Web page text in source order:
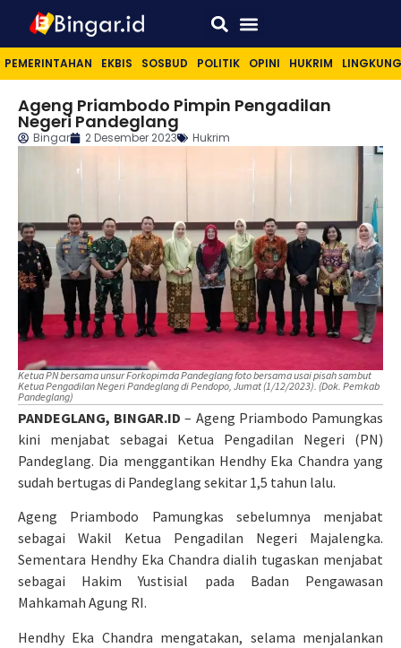
PEMERINTAHAN EKBIS SOSBUD POLITIK OPINI HUKRIM
Ageng Priambodo Pimpin Pengadilan
Negeri Pandeglang
Bingar 2 Desember 2023 Hukrim
Ketua PN bersama unsur Forkopimda Pandeglang foto bersama usai pisah sambut
Ketua Pengadilan Negeri Pandeglang di Pendopo, Jumat (1/12/2023). (Dok. Pemkab
Pandeglang)
PANDEGLANG, BINGAR.ID – Ageng Priambodo Pamungkas
kini menjabat sebagai Ketua Pengadilan Negeri (PN)
Pandeglang. Dia menggantikan Hendhy Eka Chandra yang
sudah bertugas di Pandeglang sekitar 1,5 tahun lalu.
Ageng Priambodo Pamungkas sebelumnya menjabat
sebagai Wakil Ketua Pengadilan Negeri Majalengka.
Sementara Hendhy Eka Chandra dialih tugaskan menjabat
sebagai Hakim Yustisial pada Badan Pengawasan
Mahkamah Agung RI.
Hendhy Eka Chandra mengatakan, selama menjalankan